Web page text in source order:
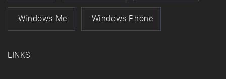
Windows Me Windows Phone
LINKS